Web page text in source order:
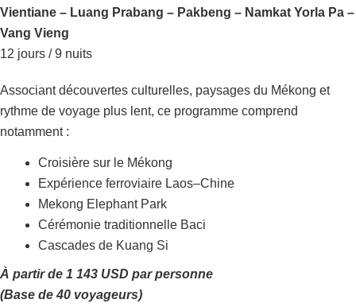
Vientiane – Luang Prabang – Pakbeng – Namkat Yorla Pa –
Vang Vieng
12 jours / 9 nuits
Associant découvertes culturelles, paysages du Mékong et
rythme de voyage plus lent, ce programme comprend
notamment :
Croisière sur le Mékong
Expérience ferroviaire Laos–Chine
Mekong Elephant Park
Cérémonie traditionnelle Baci
Cascades de Kuang Si
À partir de 1 143 USD par personne
(Base de 40 voyageurs)